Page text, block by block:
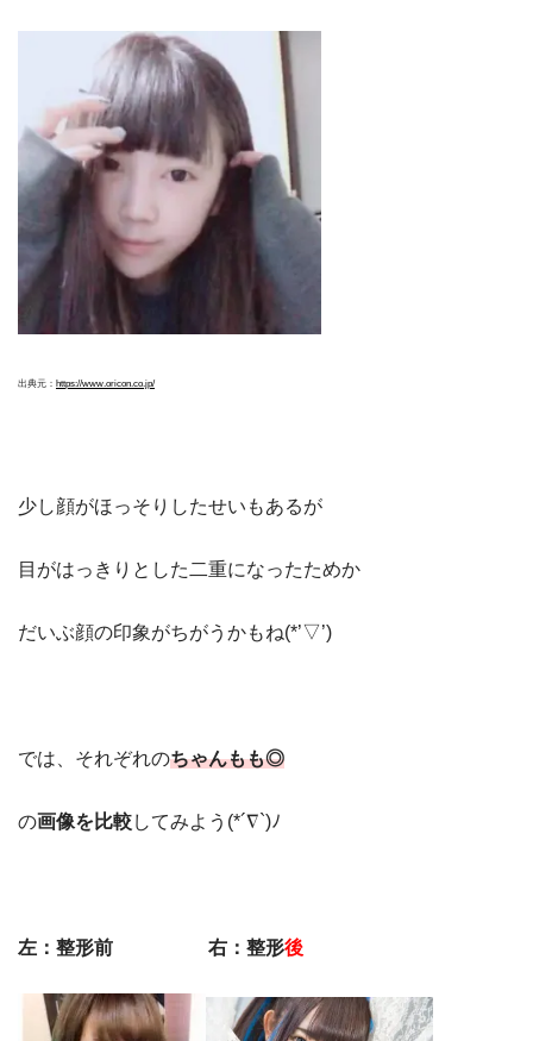
出典元： https://www.oricon.co.jp/
少し顔がほっそりしたせいもあるが
目がはっきりとした二重になったためか
だいぶ顔の印象がちがうかもね(*’▽’)
では、それぞれのちゃんもも◎
の画像を比較してみよう(*´∇`)ﾉ
左：整形前 右：整形後